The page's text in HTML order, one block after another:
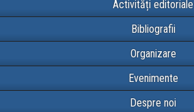
Activități editoriale
Bibliografii
Organizare
Evenimente
Despre noi